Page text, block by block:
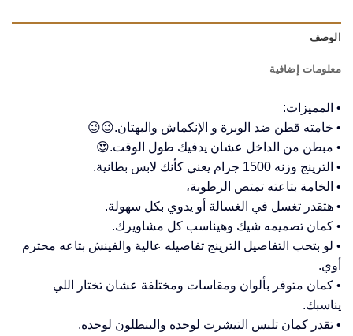
الوصف
معلومات إضافية
• المميزات:
• خامته قطن ضد الوبرة و الإنكماش والبهتان.😉😉
• مبطن من الداخل عشان يدفيك طول الوقت.😍
• الترينج وزنه 1500 جرام يعني كأنك لابس بطانية.
• الخامة بتاعته تمتص الرطوبة،
• هتقدر تغسل في الغسالة أو يدوي بكل سهولة.
• كمان تصميمه شيك وهيناسب كل مشاويرك.
• لو بتحب التفاصيل الترينج تفاصيله عالية والفينش بتاعه محترم
أوي.
• كمان متوفر بألوان ومقاسات ومختلفة عشان تختار اللي
يناسبك.
• تقدر كمان تلبس التيشرت لوحده والبنطلون لوحده.